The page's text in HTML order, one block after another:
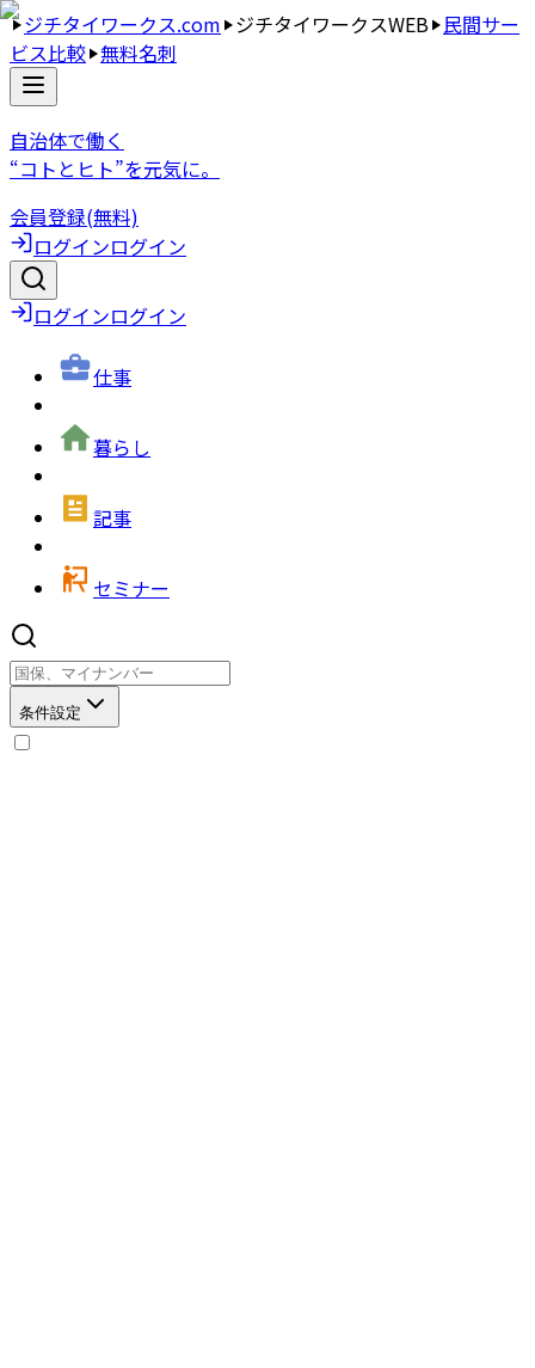
ジチタイワークス.com ジチタイワークスWEB 民間サー
ビス比較 無料名刺
自治体で働く
“コトとヒト”を元気に。
会員登録(無料)
ログインログイン
ログインログイン
仕事
暮らし
記事
セミナー
条件設定